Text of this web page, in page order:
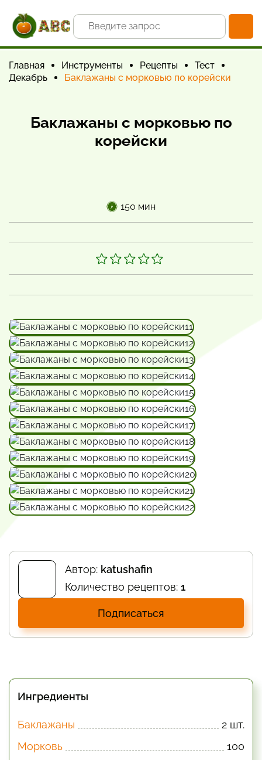
Главная Инструменты Рецепты
Тест
Декабрь
Баклажаны с морковью по корейски
Баклажаны с морковью по
корейски
150 мин
Автор: katushafin
Количество рецептов: 1
Подписаться
Ингредиенты
Баклажаны
2 шт.
Морковь
100